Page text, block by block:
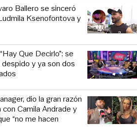
Ballero se sinceró
Ksenofontova y
Que Decirlo”: se
y ya son dos
dio la gran razón
Camila Andrade y
“no me hacen